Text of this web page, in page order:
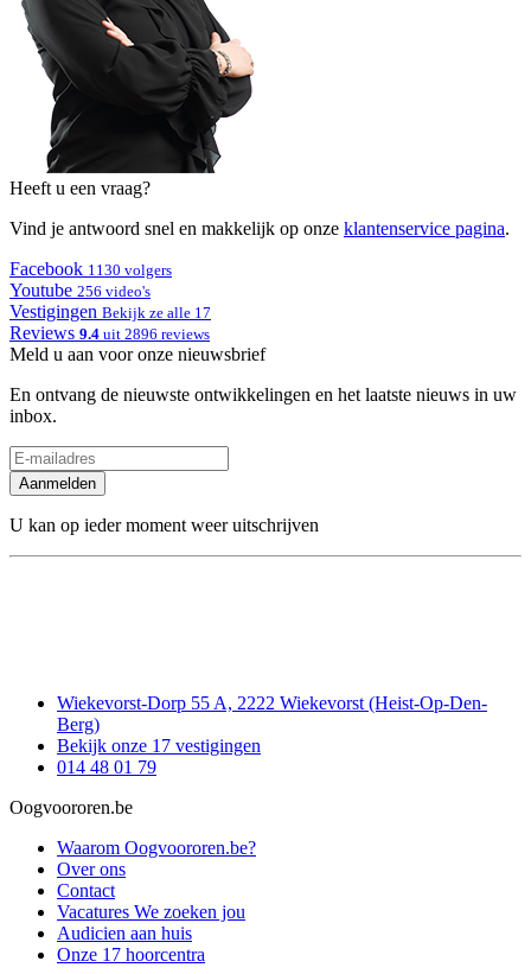
Heeft u een vraag?
Vind je antwoord snel en makkelijk op onze klantenservice pagina.
Facebook 1130 volgers
Youtube 256 video's
Vestigingen Bekijk ze alle 17
Reviews 9.4 uit 2896 reviews
Meld u aan voor onze nieuwsbrief
En ontvang de nieuwste ontwikkelingen en het laatste nieuws in uw
inbox.
Aanmelden
U kan op ieder moment weer uitschrijven
Wiekevorst-Dorp 55 A, 2222 Wiekevorst (Heist-Op-Den-
Berg)
Bekijk onze 17 vestigingen
014 48 01 79
Oogvoororen.be
Waarom Oogvoororen.be?
Over ons
Contact
Vacatures We zoeken jou
Audicien aan huis
Onze 17 hoorcentra